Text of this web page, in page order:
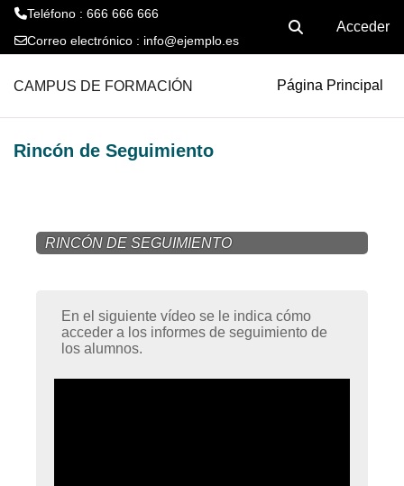
Teléfono : 666 666 666
Correo electrónico : info@ejemplo.es Selector de
Acceder
CAMPUS DE FORMACIÓN Página Principal
Rincón de Seguimiento
RINCÓN DE SEGUIMIENTO
En el siguiente vídeo se le indica cómo
acceder a los informes de seguimiento de
los alumnos.